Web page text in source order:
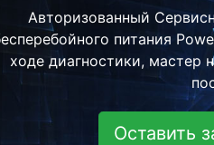
ИБП Powerman Back-
нашей бесплатной
детального ремонта.
при
Оставить